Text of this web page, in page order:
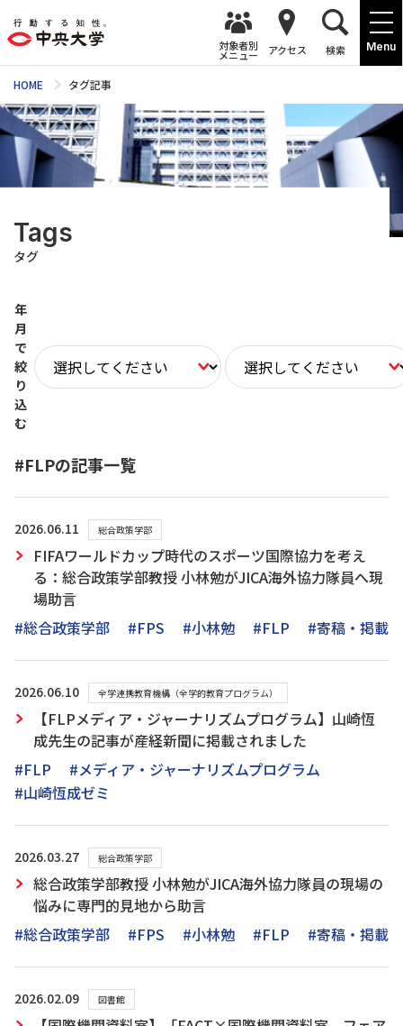
Menu
対象者別
メニュー アクセス 検索
HOME タグ記事
Tags
タグ
年
月
で
絞
り
込
む
#FLPの記事一覧
2026.06.11 総合政策学部
FIFAワールドカップ時代のスポーツ国際協力を考え
る：総合政策学部教授 小林勉がJICA海外協力隊員へ現
場助言
#総合政策学部
#FPS #小林勉 #FLP #寄稿・掲載
2026.06.10 全学連携教育機構（全学的教育プログラム）
【FLPメディア・ジャーナリズムプログラム】山崎恆
成先生の記事が産経新聞に掲載されました
#FLP
#メディア・ジャーナリズムプログラム
#山崎恆成ゼミ
2026.03.27 総合政策学部
総合政策学部教授 小林勉がJICA海外協力隊員の現場の
悩みに専門的見地から助言
#総合政策学部
#FPS #小林勉 #FLP #寄稿・掲載
2026.02.09 図書館